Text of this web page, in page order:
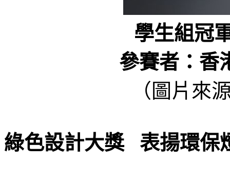
學生組冠
參賽者：香
（圖片來
綠色設計大獎 表揚環保